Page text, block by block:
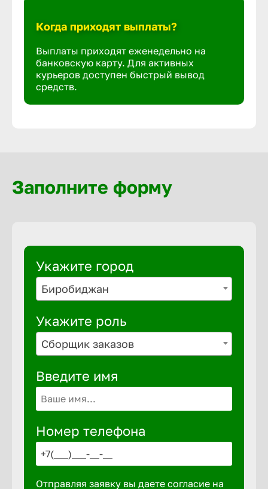
Когда приходят выплаты?
Выплаты приходят еженедельно на
банковскую карту. Для активных
курьеров доступен быстрый вывод
средств.
Заполните форму
Укажите город
Биробиджан
Укажите роль
Сборщик заказов
Введите имя
Номер телефона
Отправляя заявку вы даете согласие на